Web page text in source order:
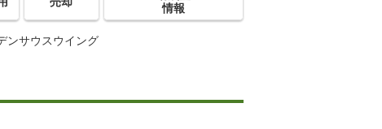
情報
ンサウスウイング